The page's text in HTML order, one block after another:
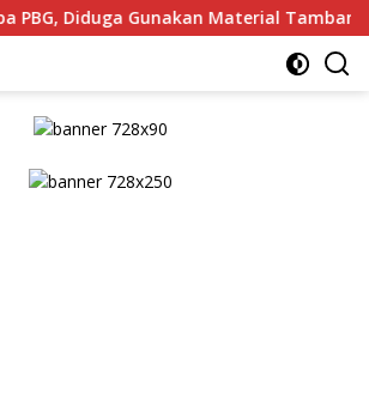
Gunakan Material Tambang Ilegal